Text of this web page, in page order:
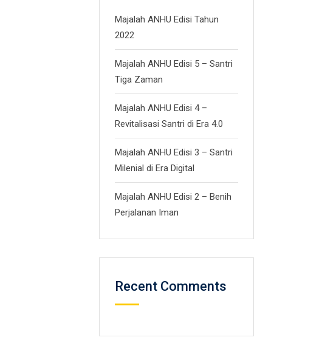
Majalah ANHU Edisi Tahun
2022
Majalah ANHU Edisi 5 – Santri
Tiga Zaman
Majalah ANHU Edisi 4 –
Revitalisasi Santri di Era 4.0
Majalah ANHU Edisi 3 – Santri
Milenial di Era Digital
Majalah ANHU Edisi 2 – Benih
Perjalanan Iman
Recent Comments